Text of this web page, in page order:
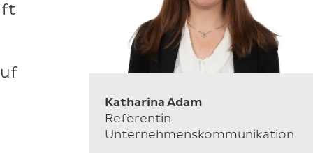
Katharina Adam
Referentin
Unternehmenskommunikation